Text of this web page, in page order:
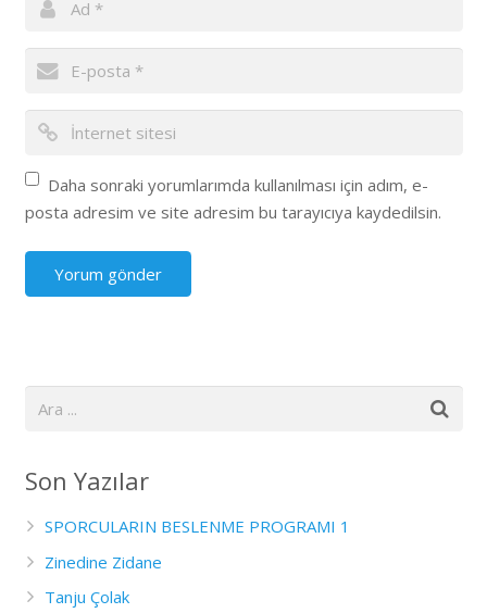
Daha sonraki yorumlarımda kullanılması için adım, e-
posta adresim ve site adresim bu tarayıcıya kaydedilsin.
Son Yazılar
SPORCULARIN BESLENME PROGRAMI 1
Zinedine Zidane
Tanju Çolak